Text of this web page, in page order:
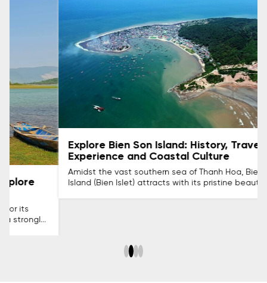
Explore Bien Son Island: History, Travel
Experience and Coastal Culture
Amidst the vast southern sea of Thanh Hoa, Bien Son
Island (Bien Islet) attracts with its pristine beauty, unique
looking for a novel sea exploration experience, enjoy
fresh seafood, and immerse yourself in the traditional
space of Thanh fishermen, let's explore all the useful